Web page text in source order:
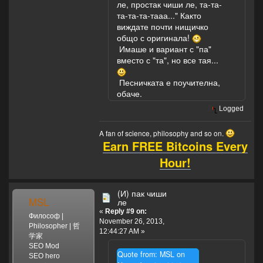
себе,
Представьте
себе,
Не трогал и
козявку,
Представьте
Представьте
себе,
Но вот пришла
лягушка,
Но вот пришла
брюшко
Представьте
себе,
себе,
ле, простак чиши ле, та-та-
та-та-та-тааа..." Както
виждате почти нищичко
общо с оригинала!
Имаше и вариант с "па"
вместо с "та", но все тая...
Песничката е поучителна,
обаче.
Logged
A fan of science, philosophy and so on.
Earn FREE Bitcoins Every
Hour!
MSL
Философ |
Philosopher | 哲
学家
SEO Mod
SEO hero
(И) пак чиши
ле
« Reply #9 on:
November 26, 2013,
12:44:27 AM »
Quote from: MSL on